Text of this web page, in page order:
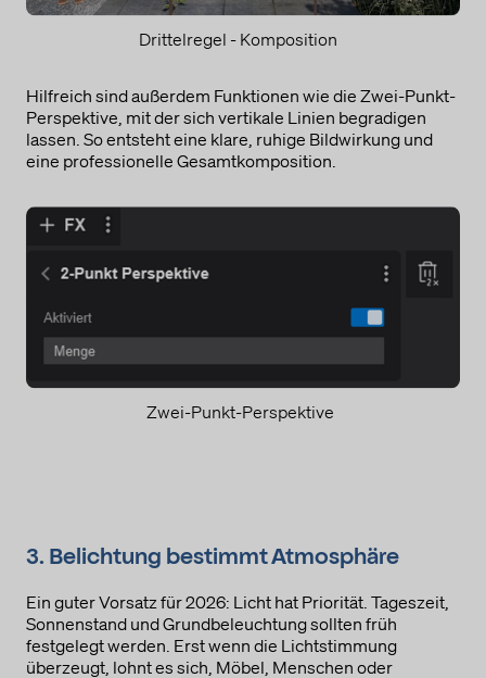
Drittelregel - Komposition
Hilfreich sind außerdem Funktionen wie die Zwei-Punkt-
Perspektive, mit der sich vertikale Linien begradigen
lassen. So entsteht eine klare, ruhige Bildwirkung und
eine professionelle Gesamtkomposition.
Zwei-Punkt-Perspektive
3. Belichtung bestimmt Atmosphäre
Ein guter Vorsatz für 2026: Licht hat Priorität. Tageszeit,
Sonnenstand und Grundbeleuchtung sollten früh
festgelegt werden. Erst wenn die Lichtstimmung
überzeugt, lohnt es sich, Möbel, Menschen oder